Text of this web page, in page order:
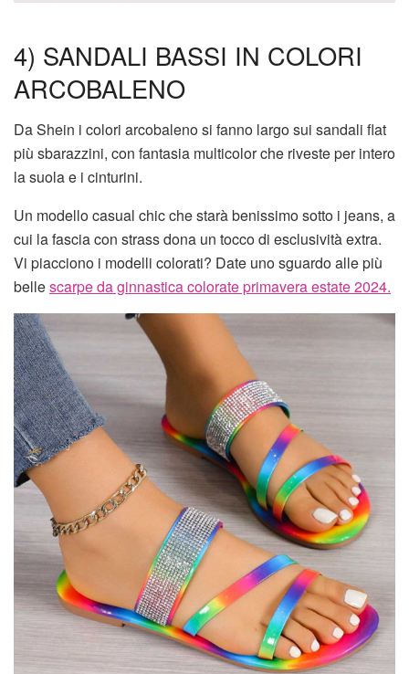
4) SANDALI BASSI IN COLORI
ARCOBALENO
Da Shein i colori arcobaleno si fanno largo sui sandali flat
più sbarazzini, con fantasia multicolor che riveste per intero
la suola e i cinturini.
Un modello casual chic che starà benissimo sotto i jeans, a
cui la fascia con strass dona un tocco di esclusività extra.
Vi piacciono i modelli colorati? Date uno sguardo alle più
bellescarpe da ginnastica colorate primavera estate 2024.